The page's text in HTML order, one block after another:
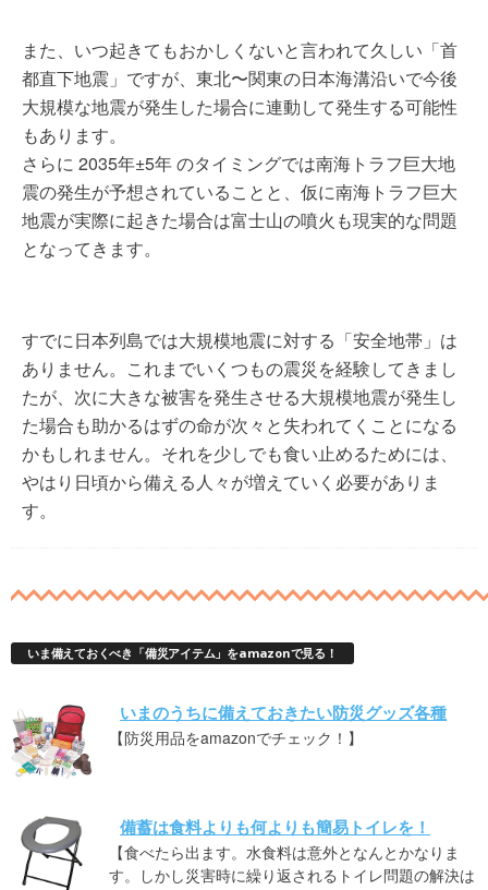
また、いつ起きてもおかしくないと言われて久しい「首
都直下地震」ですが、東北〜関東の日本海溝沿いで今後
大規模な地震が発生した場合に連動して発生する可能性
もあります。
さらに 2035年±5年 のタイミングでは南海トラフ巨大地
震の発生が予想されていることと、仮に南海トラフ巨大
地震が実際に起きた場合は富士山の噴火も現実的な問題
となってきます。
すでに日本列島では大規模地震に対する「安全地帯」は
ありません。これまでいくつもの震災を経験してきまし
たが、次に大きな被害を発生させる大規模地震が発生し
た場合も助かるはずの命が次々と失われてくことになる
かもしれません。それを少しでも食い止めるためには、
やはり日頃から備える人々が増えていく必要がありま
す。
いま備えておくべき「備災アイテム」をamazonで見る！
いまのうちに備えておきたい防災グッズ各種
【防災用品をamazonでチェック！】
備蓄は食料よりも何よりも簡易トイレを！
【食べたら出ます。水食料は意外となんとかなりま
す。しかし災害時に繰り返されるトイレ問題の解決は